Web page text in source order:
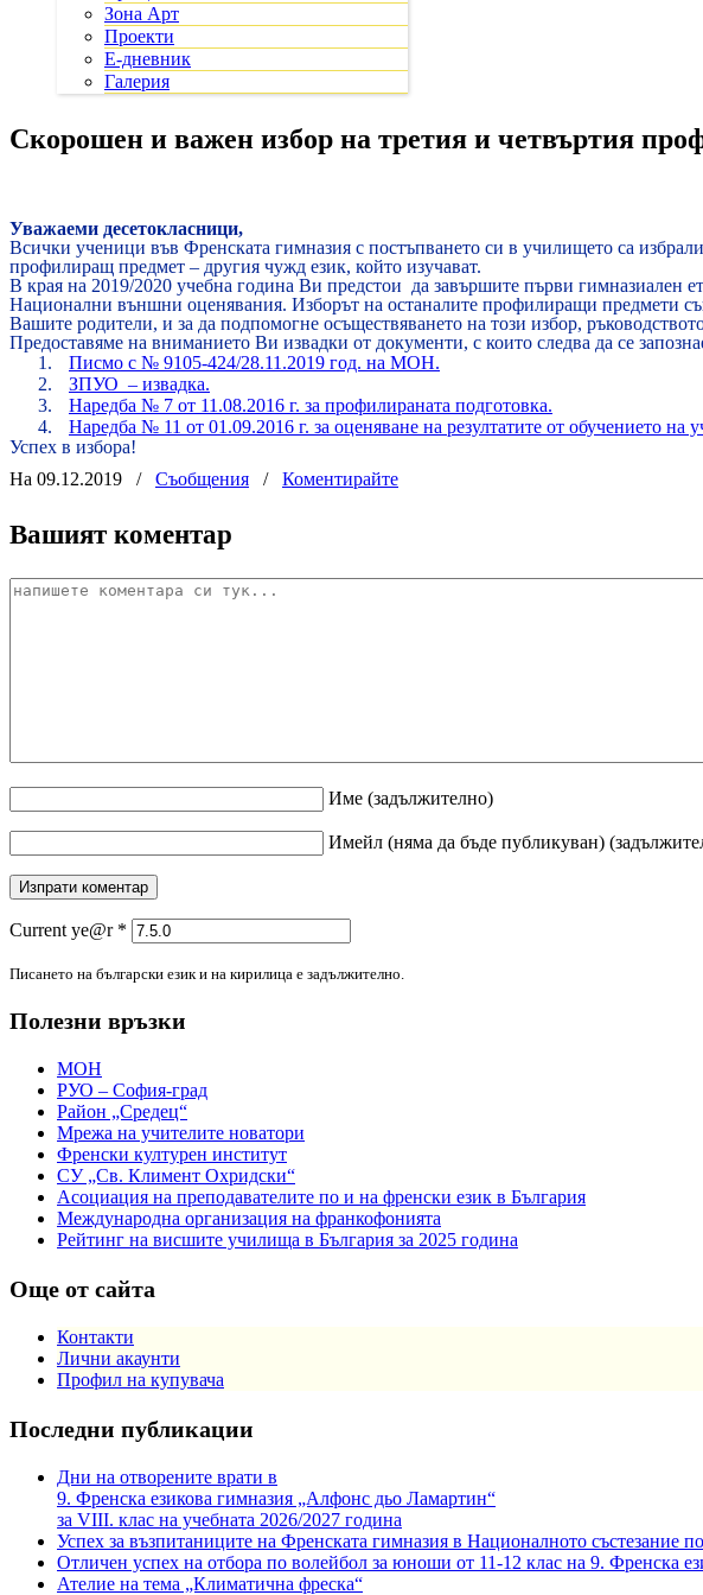
Зона Арт
Проекти
Е-дневник
Галерия
Скорошен и важен избор на третия и четвъртия
Уважаеми десетокласници,
Всички ученици във Френската гимназия с постъпването си в училището са
профилиращ предмет – другия чужд език, който изучават.
В края на 2019/2020 учебна година Ви предстои да завършите първи гимназиален
Национални външни оценявания. Изборът на останалите профилиращи предмети
Вашите родители, и за да подпомогне осъществяването на този избор,
Предоставяме на вниманието Ви извадки от документи, с които следва да се
1.
Писмо с № 9105-424/28.11.2019 год. на МОН.
2.
ЗПУО – извадка.
3.
Наредба № 7 от 11.08.2016 г. за профилираната подготовка.
4.
Наредба № 11 от 01.09.2016 г. за оценяване на резултатите от обучението на
Успех в избора!
На 09.12.2019
/ Съобщения / Коментирайте
Вашият коментар
Име (задължително)
Имейл (няма да бъде публикуван)
Current ye@r *
Писането на български език и на кирилица е задължително.
Полезни връзки
МОН
РУО – София-град
Район „Средец“
Мрежа на учителите новатори
Френски културен институт
СУ „Св. Климент Охридски“
Асоциация на преподавателите по и на френски език в България
Международна организация на франкофонията
Рейтинг на висшите училища в България за 2025 година
Още от сайта
Контакти
Лични акаунти
Профил на купувача
Последни публикации
Дни на отворените врати в
9. Френска езикова гимназия „Алфонс дьо Ламартин“
за VIII. клас на учебната 2026/2027 година
Успех за възпитаниците на Френската гимназия в Националното състезание
Отличен успех на отбора по волейбол за юноши от 11-12 клас на 9. Френска
Ателие на тема „Климатична фреска“